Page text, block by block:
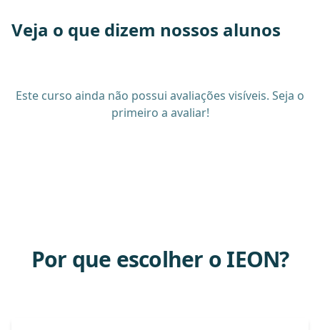
Veja o que dizem nossos alunos
Este curso ainda não possui avaliações visíveis. Seja o
primeiro a avaliar!
Por que escolher o IEON?